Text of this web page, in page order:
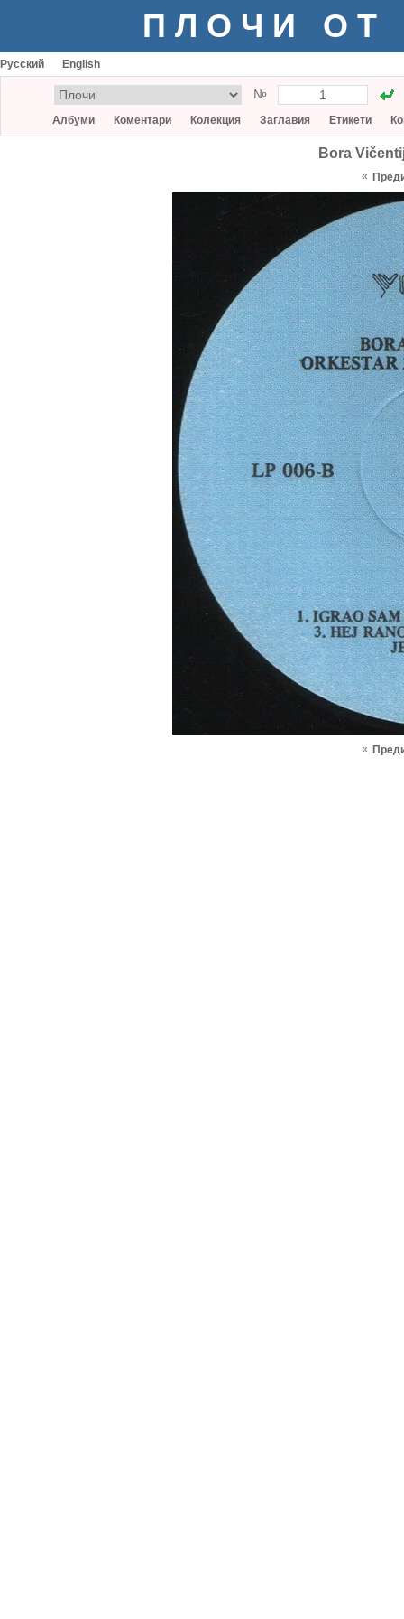
ПЛОЧИ ОТ
Русский English
№
Албуми Коментари Колекция Заглавия Етикети
Bora
«
«